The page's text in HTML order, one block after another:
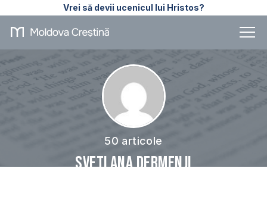
Vrei să devii ucenicul lui Hristos?
50 articole
Svetlana Dermenji